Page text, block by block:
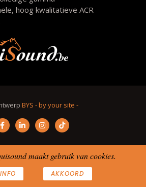
maakt gebruik van cookies.
AKKOORD
hoog kwalitatieve ACR
BYS - by your site -